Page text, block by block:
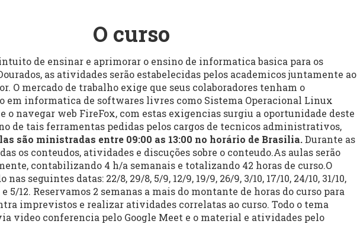
O curso
de ensinar e aprimorar o ensino de informatica basica para os
as atividades serão estabelecidas pelos academicos juntamente ao
O mercado de trabalho exige que seus colaboradores tenham o
em informatica de softwares livres como Sistema Operacional Linux
o navegar web FireFox, com estas exigencias surgiu a oportunidade deste
de tais ferramentas pedidas pelos cargos de tecnicos administrativos,
são ministradas entre 09:00 as 13:00 no horário de Brasilia.Durante as
os conteudos, atividades e discuções sobre o conteudo.As aulas serão
contabilizando 4 h/a semanais e totalizando 42 horas de curso.O
nas seguintes datas: 22/8, 29/8, 5/9, 12/9, 19/9, 26/9, 3/10, 17/10, 24/10, 31/10,
e 5/12. Reservamos 2 semanas a mais do montante de horas do curso para
imprevistos e realizar atividades correlatas ao curso. Todo o tema
video conferencia pelo Google Meet e o material e atividades pelo